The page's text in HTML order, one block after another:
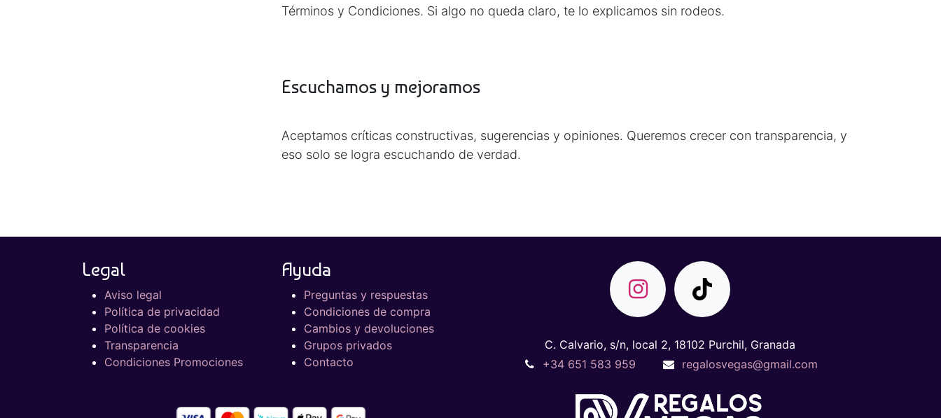
Términos y Condiciones. Si algo no queda claro, te lo explicamos sin rodeos.
Escuchamos y mejoramos
Aceptamos críticas constructivas, sugerencias y opiniones. Queremos crecer con transparencia, y
eso solo se logra escuchando de verdad.
Legal
Aviso legal
Política de privacidad
Política de cookies
Transparencia
Condiciones Promociones
Ayuda
Preguntas y respuestas
Condiciones de compra
Cambios y devoluciones
Grupos privados
Contacto
C. Calvario, s/n, local 2, 18102 Purchil, Granada
+34 651 583 959
regalosvegas@gmail.com